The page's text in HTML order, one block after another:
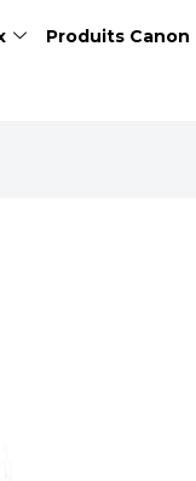
Produits